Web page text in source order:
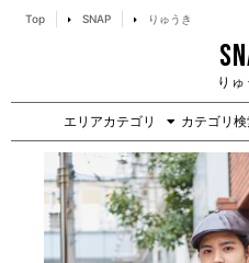
Top SNAP りゅうき
りゅ
エリアカテゴリ カテゴリ